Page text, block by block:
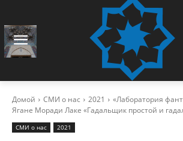
Домой СМИ о нас 2021
«Лаборатория
Ягане Моради Лаке «Гадальщик простой и
СМИ о нас 2021